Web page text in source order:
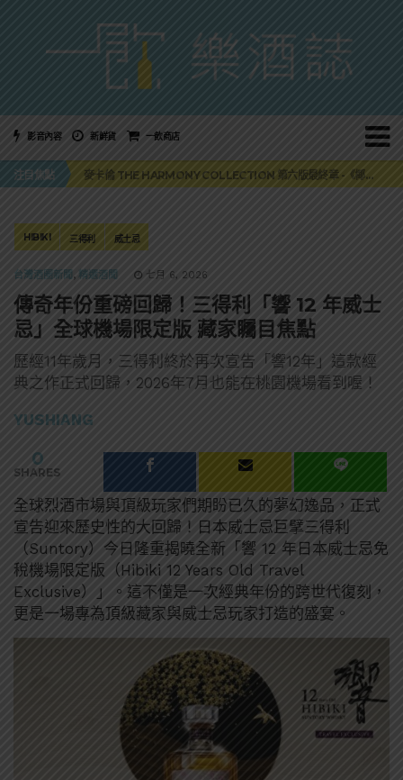
影音內容 新鮮貨 一飲商店
注目焦點
美國正式恢復蘇格蘭威士忌零關稅！烈酒產業再次迎來重磅利多
麥卡倫 THE HARMONY COLLECTION 第六版最終章 -《椰風煖韻》
角嗨尬炸物X爽快這一步，角瓶攜手頂呱呱 全新套餐限時登場
美國正式恢復蘇格蘭威士忌零關稅！烈酒產業再次迎來重磅利多
HIBIKI 三得利 威士忌
台灣酒圈新聞 , 精選酒聞 七月 6, 2026
傳奇年份重磅回歸！三得利「響 12 年威士
忌」全球機場限定版 藏家矚目焦點
歷經11年歲月，三得利終於再次宣告「響12年」這款經
典之作正式回歸，2026年7月也能在桃園機場看到喔！
YUSHIANG
0
SHARES
全球烈酒市場與頂級玩家們期盼已久的夢幻逸品，正式
宣告迎來歷史性的大回歸！日本威士忌巨擘三得利
（Suntory）今日隆重揭曉全新「響 12 年日本威士忌免
稅機場限定版（Hibiki 12 Years Old Travel
Exclusive）」。這不僅是一次經典年份的跨世代復刻，
更是一場專為頂級藏家與威士忌玩家打造的盛宴。